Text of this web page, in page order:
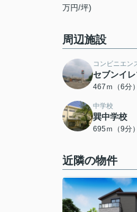
万円/坪)
周辺施設
コンビニエン
セブンイ
467ｍ（6分）
中学校
巽中学校
695ｍ（9分）
近隣の物件